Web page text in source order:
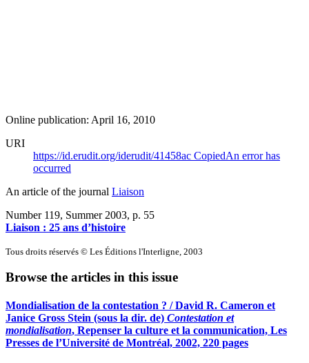
Online publication: April 16, 2010
URI
https://id.erudit.org/iderudit/41458ac CopiedAn error has
occurred
An article of the journal Liaison
Number 119, Summer 2003, p. 55
Liaison : 25 ans d’histoire
Tous droits réservés © Les Éditions l'Interligne, 2003
Browse the articles in this issue
Mondialisation de la contestation ? / David R. Cameron et
Janice Gross Stein (sous la dir. de) Contestation et
mondialisation, Repenser la culture et la communication, Les
Presses de l’Université de Montréal, 2002, 220 pages